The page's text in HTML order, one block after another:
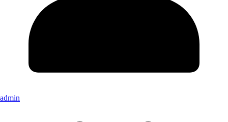
admin